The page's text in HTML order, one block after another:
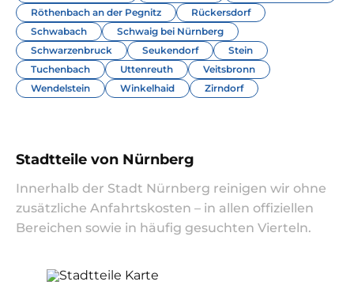
Röthenbach an der Pegnitz
Rückersdorf
Schwabach
Schwaig bei Nürnberg
Schwarzenbruck
Seukendorf
Stein
Tuchenbach
Uttenreuth
Veitsbronn
Wendelstein
Winkelhaid Zirndorf
Stadtteile von Nürnberg
Innerhalb der Stadt Nürnberg reinigen wir ohne
zusätzliche Anfahrtskosten – in allen offiziellen
Bereichen sowie in häufig gesuchten Vierteln.